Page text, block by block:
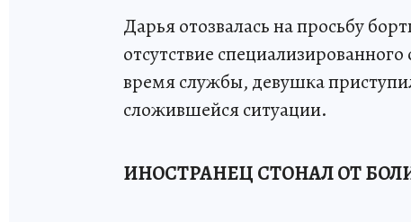
Дарья отозвалась на просьбу
отсутствие
время службы, девушка
сложившейся ситуации.
ИНОСТРАНЕЦ СТОНАЛ ОТ